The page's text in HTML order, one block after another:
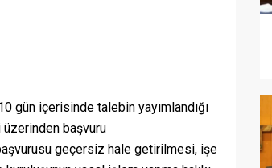
gün içerisinde talebin yayımlandığı
başvuru
geçersiz hale getirilmesi, işe